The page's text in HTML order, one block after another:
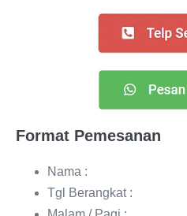
Format Pemesanan
Nama :
Tgl Berangkat :